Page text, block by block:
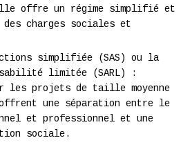
offre un régime simplifié et
charges sociales et
simplifiée (SAS) ou la
limitée (SARL) :
les projets de taille moyenne
une séparation entre le
et professionnel et une
sociale.